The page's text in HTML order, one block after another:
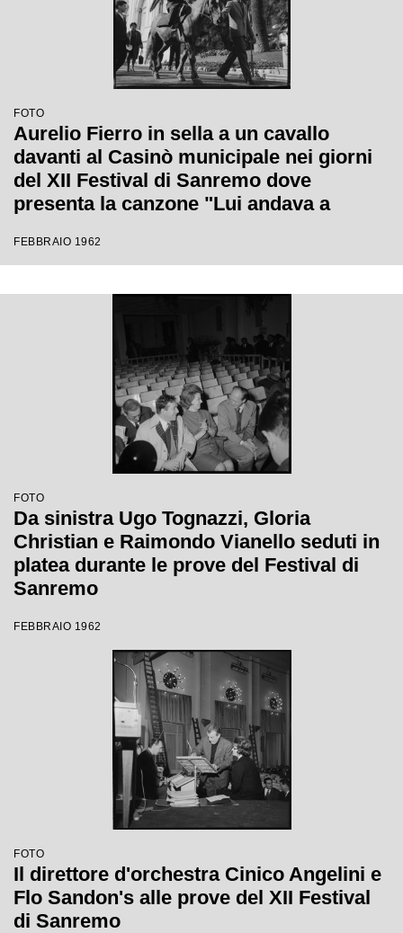
FOTO
Aurelio Fierro in sella a un cavallo
davanti al Casinò municipale nei giorni
del XII Festival di Sanremo dove
presenta la canzone "Lui andava a
FEBBRAIO 1962
FOTO
Da sinistra Ugo Tognazzi, Gloria
Christian e Raimondo Vianello seduti in
platea durante le prove del Festival di
Sanremo
FEBBRAIO 1962
FOTO
Il direttore d'orchestra Cinico Angelini e
Flo Sandon's alle prove del XII Festival
di Sanremo